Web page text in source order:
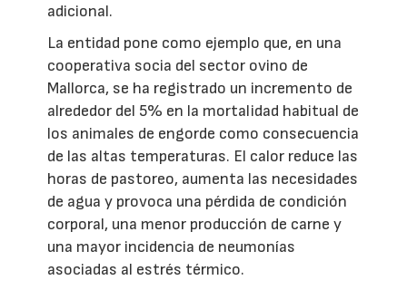
adicional.
La entidad pone como ejemplo que, en una
cooperativa socia del sector ovino de
Mallorca, se ha registrado un incremento de
alrededor del 5% en la mortalidad habitual de
los animales de engorde como consecuencia
de las altas temperaturas. El calor reduce las
horas de pastoreo, aumenta las necesidades
de agua y provoca una pérdida de condición
corporal, una menor producción de carne y
una mayor incidencia de neumonías
asociadas al estrés térmico.